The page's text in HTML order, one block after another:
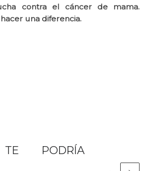
contra el cáncer de mama.
una diferencia.
PODRÍA